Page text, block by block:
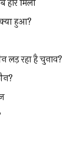
हार मिली
हुआ?
लड़ रहा है चुनाव?